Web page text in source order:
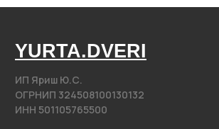
Разработка сайта
@2020−2025. Все права защищены.